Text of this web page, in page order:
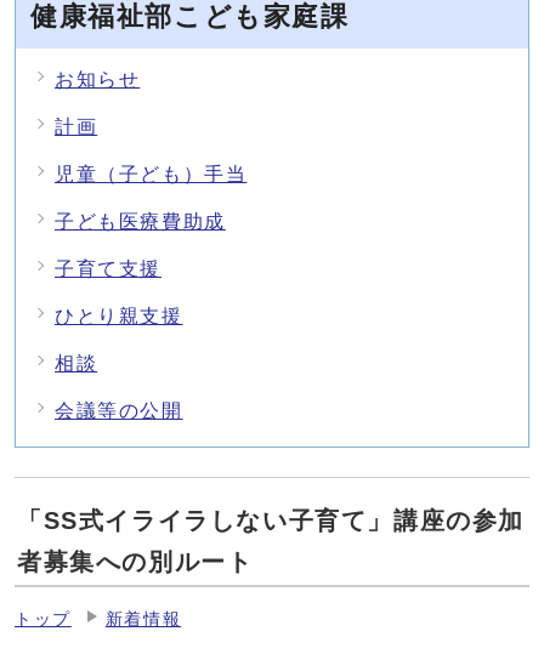
健康福祉部こども家庭課
お知らせ
計画
児童（子ども）手当
子ども医療費助成
子育て支援
ひとり親支援
相談
会議等の公開
「SS式イライラしない子育て」講座の参加
者募集への別ルート
トップ 新着情報